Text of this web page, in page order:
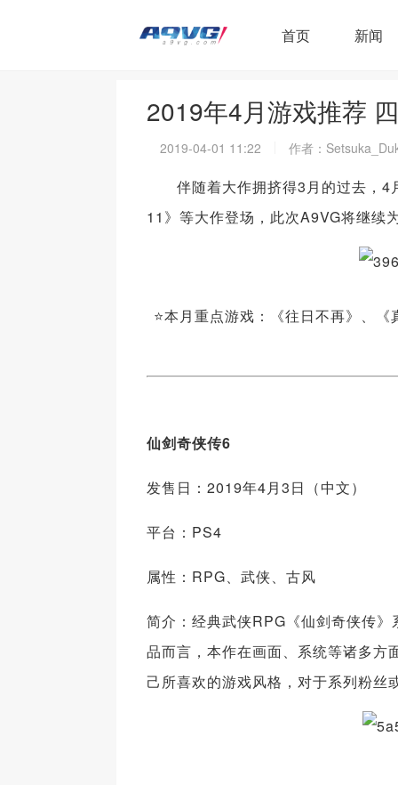
首页 新闻
2019年4月游戏推荐
2019-04-01 11:22 作者：
伴随着大作拥挤得3月的过去，4
11》等大作登场，此次A9VG将继续
⭐本月重点游戏：《往日不再》、
仙剑奇侠传6
发售日：2019年4月3日（中文）
平台：PS4
属性：RPG、武侠、古风
简介：经典武侠RPG《仙剑奇侠传
品而言，本作在画面、系统等诸多方
己所喜欢的游戏风格，对于系列粉丝